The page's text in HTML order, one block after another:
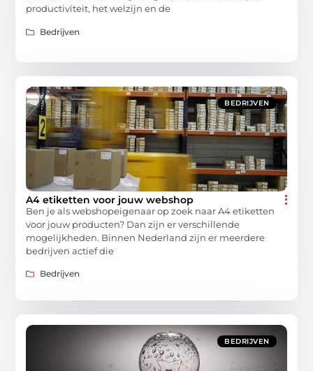
productiviteit, het welzijn en de
Bedrijven
BEDRIJVEN
A4 etiketten voor jouw webshop
Ben je als webshopeigenaar op zoek naar A4 etiketten
voor jouw producten? Dan zijn er verschillende
mogelijkheden. Binnen Nederland zijn er meerdere
bedrijven actief die
Bedrijven
BEDRIJVEN